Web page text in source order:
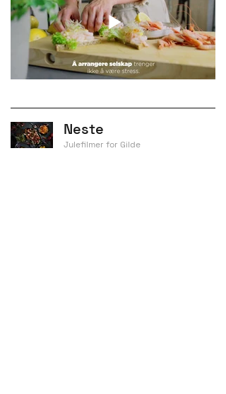
Julefilmer for Gilde
Neste